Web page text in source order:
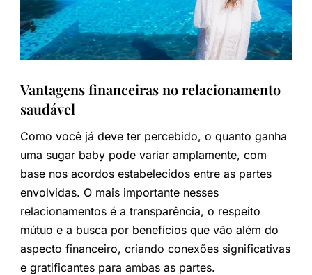
Vantagens financeiras no relacionamento
saudável
Como você já deve ter percebido, o quanto ganha
uma sugar baby pode variar amplamente, com
base nos acordos estabelecidos entre as partes
envolvidas. O mais importante nesses
relacionamentos é a transparência, o respeito
mútuo e a busca por benefícios que vão além do
aspecto financeiro, criando conexões significativas
e gratificantes para ambas as partes.